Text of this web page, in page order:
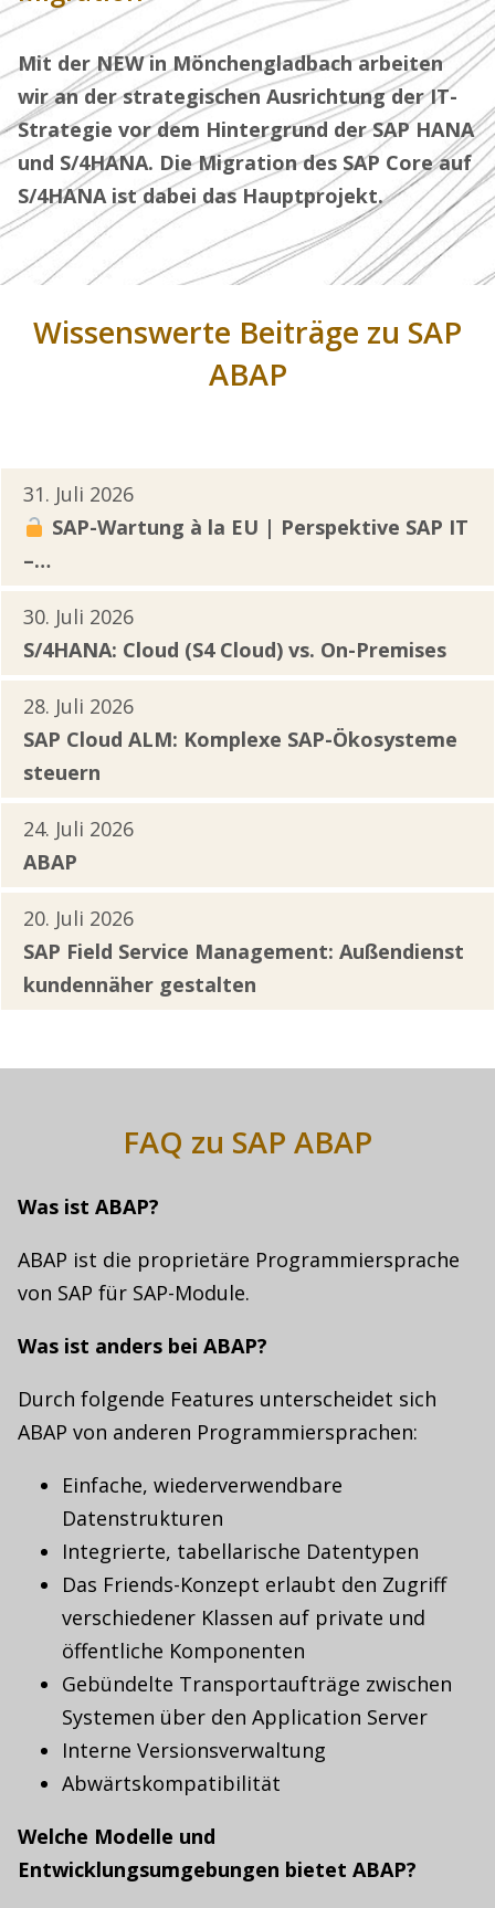
Mit der NEW in Mönchengladbach arbeiten
wir an der strategischen Ausrichtung der IT-
Strategie vor dem Hintergrund der SAP HANA
und S/4HANA. Die Migration des SAP Core auf
S/4HANA ist dabei das Hauptprojekt.
Wissenswerte Beiträge zu SAP
ABAP
31. Juli 2026
SAP-Wartung à la EU | Perspektive SAP IT
–…
30. Juli 2026
S/4HANA: Cloud (S4 Cloud) vs. On-Premises
28. Juli 2026
SAP Cloud ALM: Komplexe SAP-Ökosysteme
steuern
24. Juli 2026
ABAP
20. Juli 2026
SAP Field Service Management: Außendienst
kundennäher gestalten
FAQ zu SAP ABAP
Was ist ABAP?
ABAP ist die proprietäre Programmiersprache
von SAP für SAP-Module.
Was ist anders bei ABAP?
Durch folgende Features unterscheidet sich
ABAP von anderen Programmiersprachen:
Einfache, wiederverwendbare
Datenstrukturen
Integrierte, tabellarische Datentypen
Das Friends-Konzept erlaubt den Zugriff
verschiedener Klassen auf private und
öffentliche Komponenten
Gebündelte Transportaufträge zwischen
Systemen über den Application Server
Interne Versionsverwaltung
Abwärtskompatibilität
Welche Modelle und
Entwicklungsumgebungen bietet ABAP?